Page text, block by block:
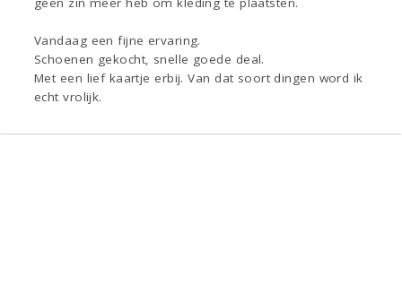
Vandaag een fijne ervaring.
Schoenen gekocht, snelle goede deal.
Met een lief kaartje erbij. Van dat soort dingen word ik
echt vrolijk.